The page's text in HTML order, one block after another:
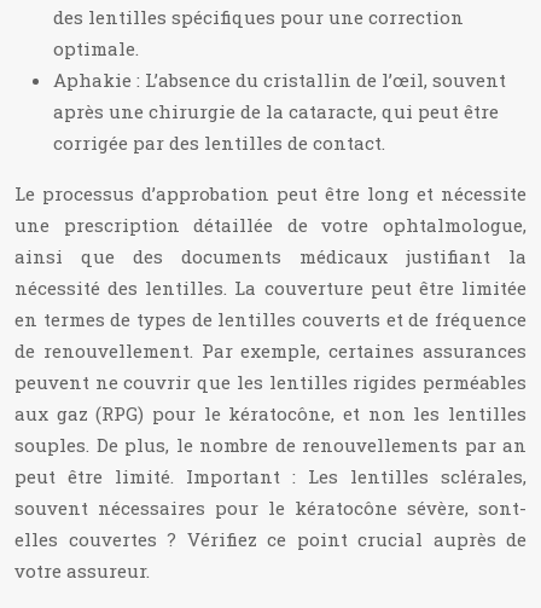
des lentilles spécifiques pour une correction
optimale.
Aphakie : L’absence du cristallin de l’œil, souvent
après une chirurgie de la cataracte, qui peut être
corrigée par des lentilles de contact.
Le processus d’approbation peut être long et nécessite
une prescription détaillée de votre ophtalmologue,
ainsi que des documents médicaux justifiant la
nécessité des lentilles. La couverture peut être limitée
en termes de types de lentilles couverts et de fréquence
de renouvellement. Par exemple, certaines assurances
peuvent ne couvrir que les lentilles rigides perméables
aux gaz (RPG) pour le kératocône, et non les lentilles
souples. De plus, le nombre de renouvellements par an
peut être limité. Important : Les lentilles sclérales,
souvent nécessaires pour le kératocône sévère, sont-
elles couvertes ? Vérifiez ce point crucial auprès de
votre assureur.